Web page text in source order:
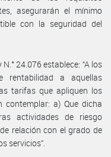
asegurarán el mínimo
con la seguridad del
24.076 establece: “A los
rentabilidad a aquellas
tarifas que apliquen los
a) Que dicha
actividades de riesgo
relación con el grado de
servicios”.